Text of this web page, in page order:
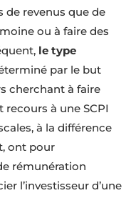
de revenus que de
ou à faire des
le type
par le but
cherchant à faire
à une SCPI
à la différence
ont pour
rémunération
l’investisseur d’une